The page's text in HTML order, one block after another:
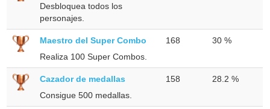
Desbloquea todos los
personajes.
Maestro del Super Combo
Realiza 100 Super Combos.
168 30 %
Cazador de medallas
Consigue 500 medallas.
158 28.2 %